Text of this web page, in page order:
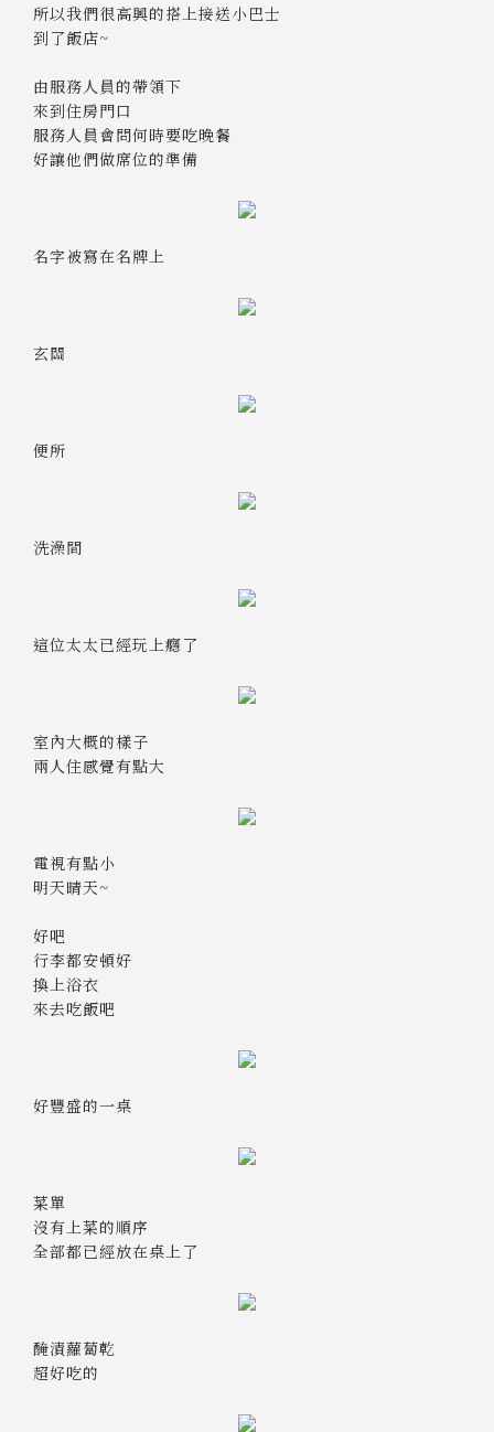
所以我們很高興的搭上接送小巴士
到了飯店~
由服務人員的帶領下
來到住房門口
服務人員會問何時要吃晚餐
好讓他們做席位的準備
名字被寫在名牌上
玄關
便所
洗澡間
這位太太已經玩上癮了
室內大概的樣子
兩人住感覺有點大
電視有點小
明天晴天~
好吧
行李都安頓好
換上浴衣
來去吃飯吧
好豐盛的一桌
菜單
沒有上菜的順序
全部都已經放在桌上了
醃漬蘿蔔乾
超好吃的